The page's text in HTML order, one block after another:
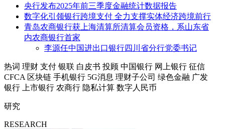
央行发布2025年前三季度金融统计数据报告
数字化引领银行跨境支付 全力支撑实体经济跨境前行
青岛农商银行获上海清算所清算会员资格，系山东省
内农商银行首家
李源任中国进出口银行四川省分行党委书记
热词 理财 支付 银联 白皮书 投顾 中国银行 网上银行 征信
CFCA 区块链 手机银行 5G消息 理财子公司 绿色金融 广发
银行
上市银行 农商行 隐私计算 数字人民币
研究
RESEARCH